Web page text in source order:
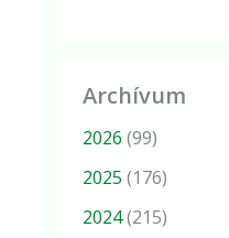
Archívum
2026 (99)
2025 (176)
2024(215)